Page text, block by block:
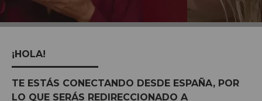
¡HOLA!
TE ESTÁS CONECTANDO DESDE ESPAÑA, POR
LO QUE SERÁS REDIRECCIONADO A